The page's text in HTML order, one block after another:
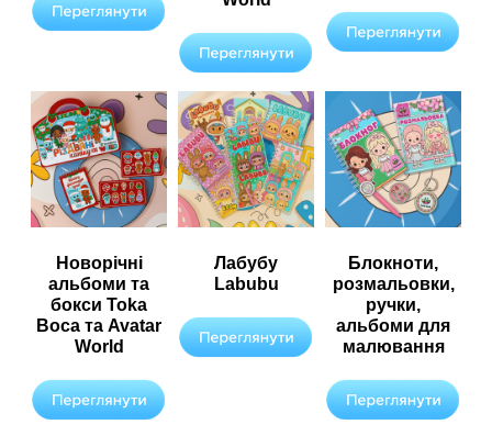
Новорічні
альбоми та
бокси Toka
Boca та Avatar
World
Лабубу
Labubu
Блокноти,
розмальовки,
ручки,
альбоми для
малювання